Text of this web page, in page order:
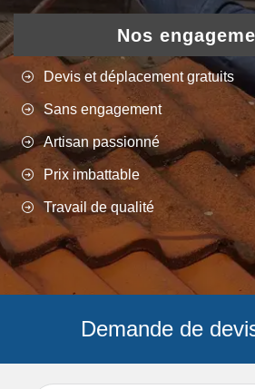
Nos
Devis et déplacement gratuits
Sans engagement
Artisan passionné
Prix imbattable
Travail de qualité
Demande de